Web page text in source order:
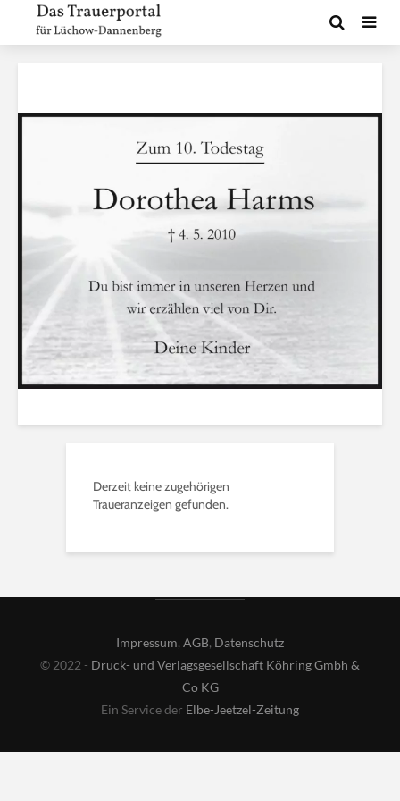
Derzeit keine zugehörigen
Traueranzeigen gefunden.
Impressum, AGB, Datenschutz
© 2022 - Druck- und Verlagsgesellschaft Köhring Gmbh &
Co KG
Ein Service der Elbe-Jeetzel-Zeitung